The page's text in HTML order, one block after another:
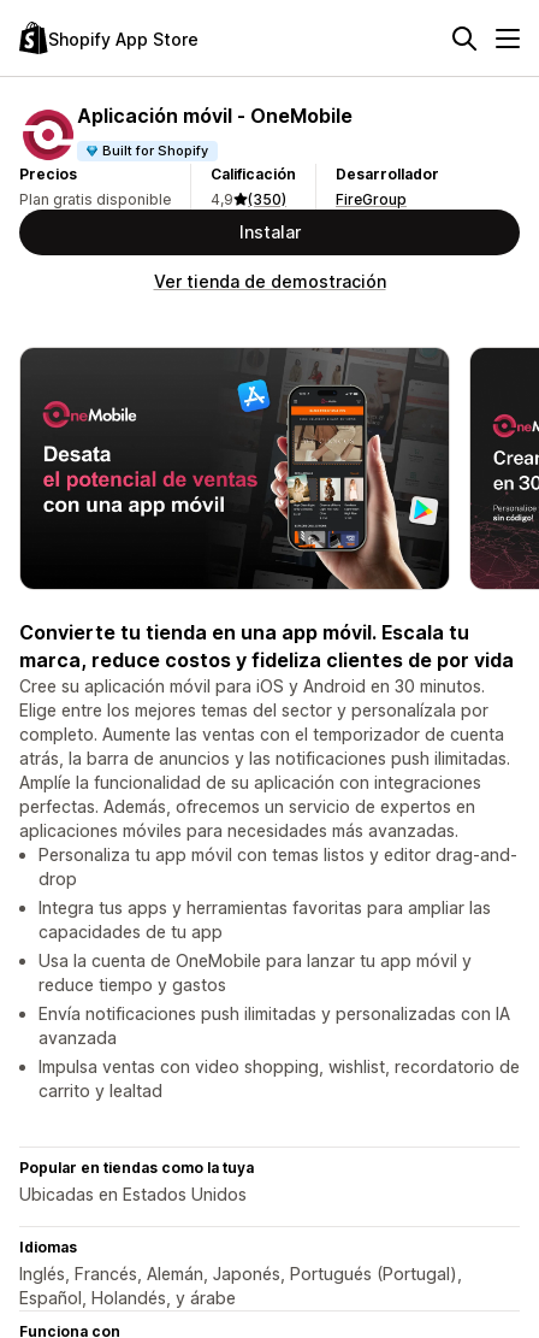
Shopify App Store
Aplicación móvil ‑ OneMobile
Built for Shopify
Precios
Plan gratis disponible
Calificación
4,9
(350)
Desarrollador
FireGroup
Instalar
Ver tienda de demostración
Convierte tu tienda en una app móvil. Escala tu
marca, reduce costos y fideliza clientes de por vida
Cree su aplicación móvil para iOS y Android en 30 minutos.
Elige entre los mejores temas del sector y personalízala por
completo. Aumente las ventas con el temporizador de cuenta
atrás, la barra de anuncios y las notificaciones push ilimitadas.
Amplíe la funcionalidad de su aplicación con integraciones
perfectas. Además, ofrecemos un servicio de expertos en
aplicaciones móviles para necesidades más avanzadas.
Personaliza tu app móvil con temas listos y editor drag-and-
drop
Integra tus apps y herramientas favoritas para ampliar las
capacidades de tu app
Usa la cuenta de OneMobile para lanzar tu app móvil y
reduce tiempo y gastos
Envía notificaciones push ilimitadas y personalizadas con IA
avanzada
Impulsa ventas con video shopping, wishlist, recordatorio de
carrito y lealtad
Popular en tiendas como la tuya
Ubicadas en Estados Unidos
Idiomas
Inglés, Francés, Alemán, Japonés, Portugués (Portugal),
Español, Holandés, y árabe
Funciona con